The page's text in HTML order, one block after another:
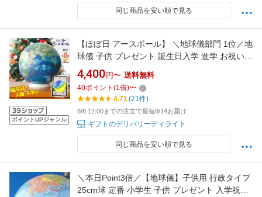
同じ商品を安い順で見る
ポイントUPジャンル
【ほぼ日 アースボール】 ＼地球儀部門 1位／地
球儀 子供 プレゼント 誕生日入学 進学 お祝い
ラッピング 小学生 インテリア おもちゃ 知育 ス
マホ おすすめ 46804 人気 お誕生日 贈り物 学
生 電子 勉強 学習 ギフト 入園 入学 tz_
4,400 円〜 送料無料
40ポイント (1倍)〜
4.71(21件)
8/8 12:00までの注文で最短8/14お届け
ギフトのデリバリーディライト
同じ商品を安い順で見る
＼本日Point3倍／【地球儀】子供用 行政タイプ
25cm球 定番 小学生 子供 プレゼント 入学祝い